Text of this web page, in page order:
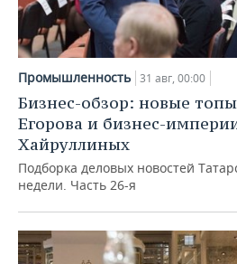
Промышленность 31 авг, 00:00
Бизнес-обзор: новые
Егорова и бизнес-
Хайруллиных
Подборка деловых новостей
недели. Часть 26-я